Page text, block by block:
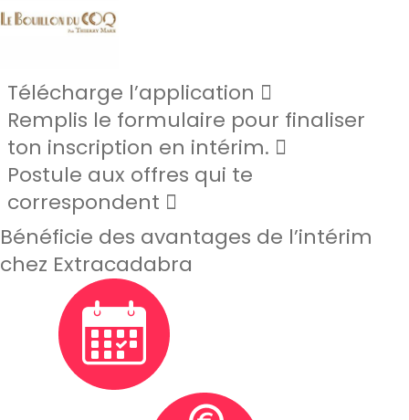
Télécharge l’application
Remplis le formulaire pour finaliser
ton inscription en intérim.
Postule aux offres qui te
correspondent
Bénéficie des avantages de l’intérim
chez Extracadabra